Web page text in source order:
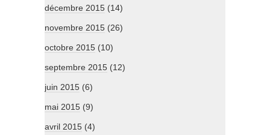
décembre 2015 (14)
novembre 2015 (26)
octobre 2015 (10)
septembre 2015 (12)
juin 2015 (6)
mai 2015 (9)
avril 2015 (4)